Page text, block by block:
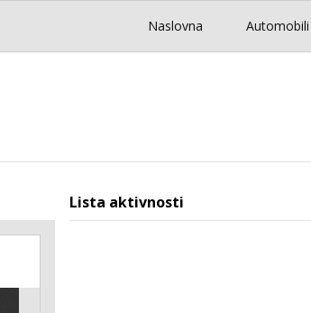
Naslovna Automobili
Lista aktivnosti